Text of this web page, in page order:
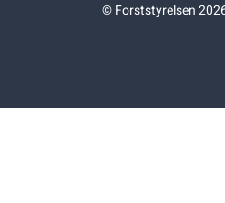
©Forststyrelsen